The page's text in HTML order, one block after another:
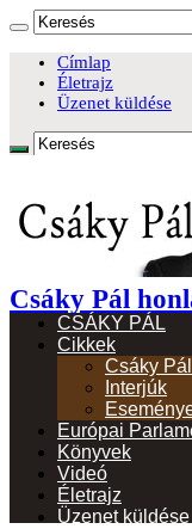
Címlap
Életrajz
Üzenet küldése
Csáky Pál
CSÁKY PÁL
Cikkek
Csáky
Interjúk
Európai
Könyvek
Videó
Életrajz
Üzenet küldése